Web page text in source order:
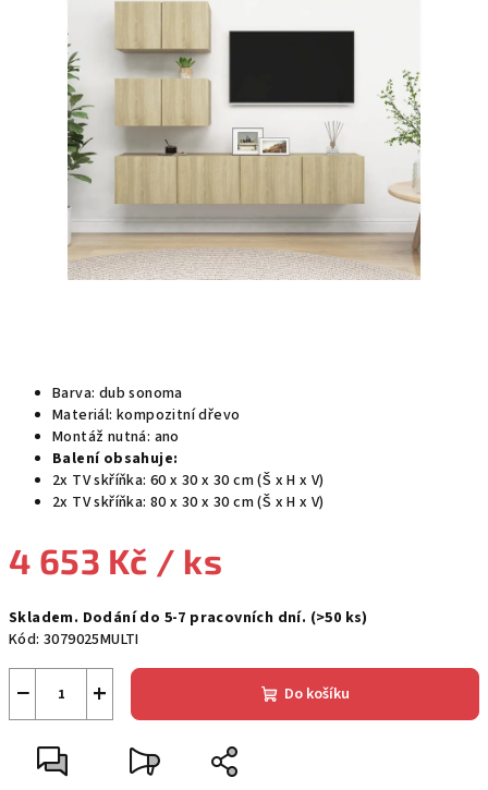
Barva: dub sonoma
Materiál: kompozitní dřevo
Montáž nutná: ano
Balení obsahuje:
2x TV skříňka: 60 x 30 x 30 cm (Š x H x V)
2x TV skříňka: 80 x 30 x 30 cm (Š x H x V)
4 653 Kč / ks
cena:
Skladem. Dodání do 5-7 pracovních dní. (>50 ks)
Kód: 3079025MULTI
+
− Do košíku
z
hvězdiček.